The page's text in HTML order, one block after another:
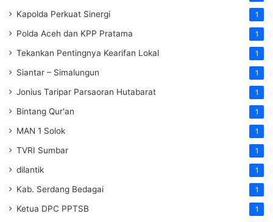
Kapolda Perkuat Sinergi 1
Polda Aceh dan KPP Pratama 1
Tekankan Pentingnya Kearifan Lokal 1
Siantar – Simalungun 1
Jonius Taripar Parsaoran Hutabarat 1
Bintang Qur'an 1
MAN 1 Solok 1
TVRI Sumbar 1
dilantik 1
Kab. Serdang Bedagai 1
Ketua DPC PPTSB 1